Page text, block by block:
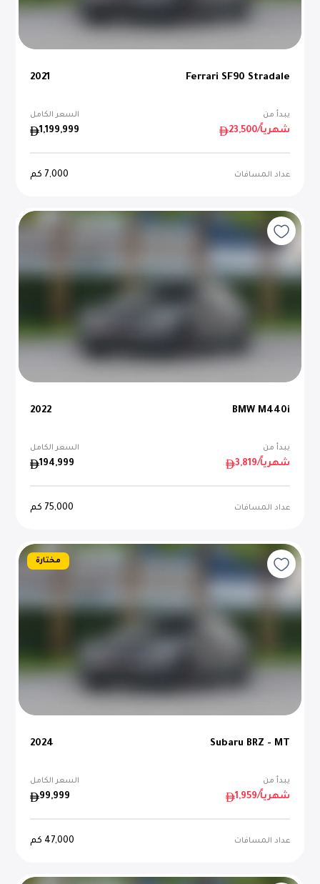
Ferrari SF90 Stradale
2021
يبدأ من السعر الكامل
23,500 /شهرياً 1,199,999
عداد المسافات 7,000 كم
BMW M440i
2022
يبدأ من السعر الكامل
3,819 /شهرياً 194,999
عداد المسافات 75,000 كم
مختارة
Subaru BRZ - MT
2024
يبدأ من السعر الكامل
1,959 /شهرياً 99,999
عداد المسافات 47,000 كم